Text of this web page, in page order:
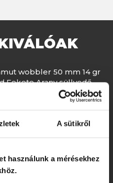
A sütikről
használunk a mérésekhez
wobbler 50 mm 14 gr
Fekete Arany süllyedő
wobbler 50 mm 14 gr